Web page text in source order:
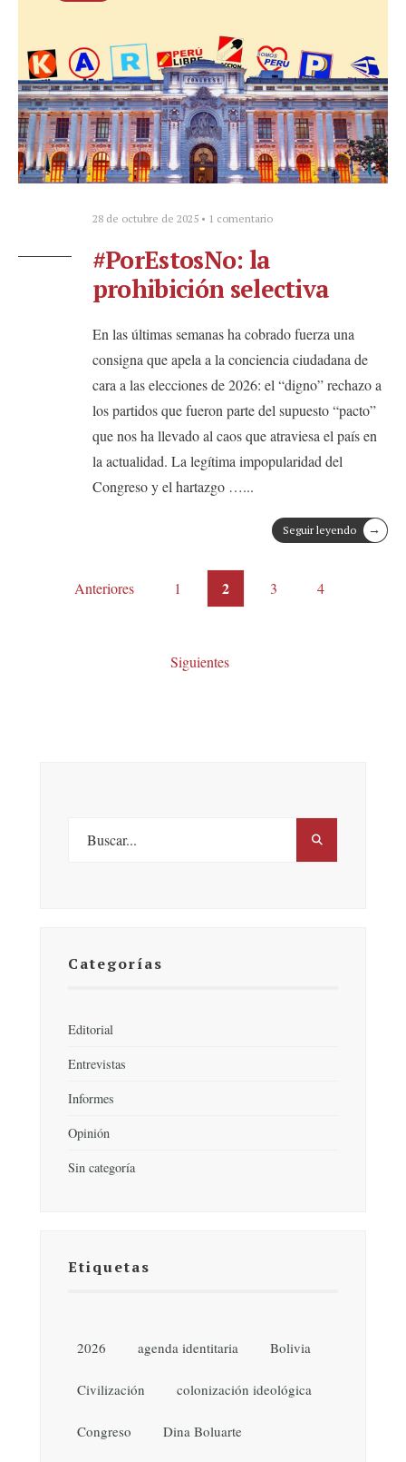
28 de octubre de 2025 • 1 comentario
#PorEstosNo: la
prohibición selectiva
En las últimas semanas ha cobrado fuerza una
consigna que apela a la conciencia ciudadana de
cara a las elecciones de 2026: el “digno” rechazo a
los partidos que fueron parte del supuesto “pacto”
que nos ha llevado al caos que atraviesa el país en
la actualidad. La legítima impopularidad del
Congreso y el hartazgo …...
Seguir leyendo →
PostsAnteriores 1 2 3 4
Siguientes
Categorías
Editorial
Entrevistas
Informes
Opinión
Sin categoría
Etiquetas
2026 agenda identitaria Bolivia
Civilización colonización ideológica
Congreso Dina Boluarte